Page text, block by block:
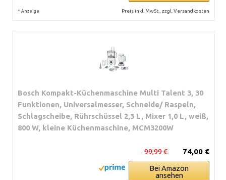
* Anzeige Preis inkl. MwSt., zzgl. Versandkosten
Bosch Kompakt-Küchenmaschine Multi Talent 3, 30
Funktionen, Universalmesser, Schneide/ Raspeln,
Schlagscheibe, Rührschüssel 2,3 L, Mixer 1,0 L, weiß,
800 W, kleine Küchenmaschine, MCM3200W
74,00 €
99,99 €
Bei Amazon
ansehen